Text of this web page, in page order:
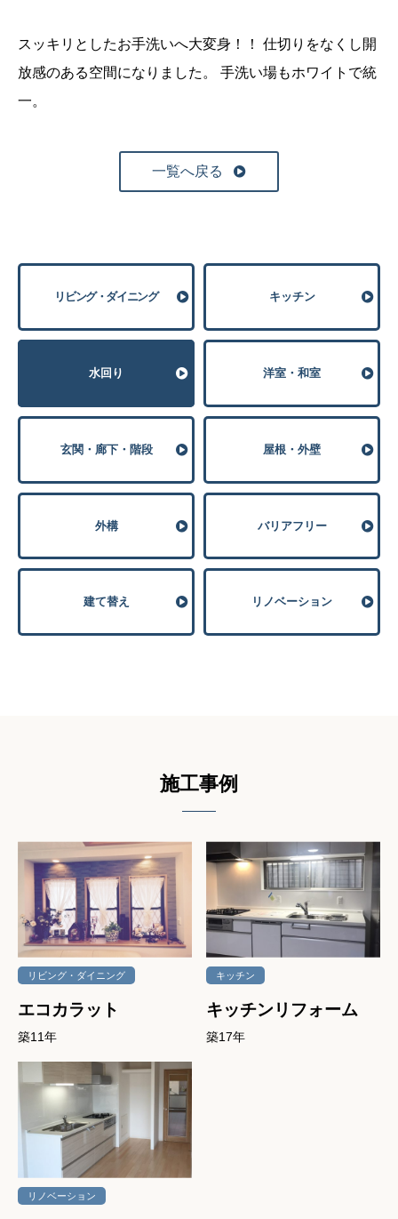
スッキリとしたお手洗いへ大変身！！
仕切りをなくし開
放感のある空間になりました。
手洗い場もホワイトで統
一。
一覧へ戻る
リビング・ダイニング キッチン
⽔回り 洋室・和室
玄関・廊下・階段 屋根・外壁
外構 バリアフリー
建て替え リノベーション
施⼯事例
リビング・ダイニング
エコカラット
築11年
キッチン
キッチンリフォーム
築17年
リノベーション